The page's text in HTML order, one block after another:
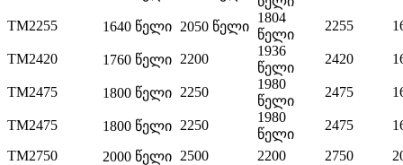
TM2255
1640 წელი 2050 წელი
1804
წელი
2255
TM2420 1760 წელი 2200
1936
წელი
2420
TM2475 1800 წელი 2250
1980
წელი
2475
TM2475 1800 წელი 2250
1980
წელი
2475
TM2750
2000 წელი 2500 2200 2750